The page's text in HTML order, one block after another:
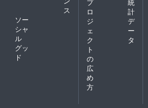
ス
ソー
シャ
ル
グッ
ド
ロ
ジ
ェ
ク
ト
の
広
め
方
計
デ
ー
タ